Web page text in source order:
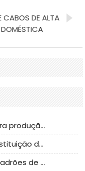
DE ALTA
Guia de avaliação e adaptação para produção em massa de componentes de cabos nacionais CNC Tech
Análise da solução nacional de substituição da linha de alta frequência I-PEX
CLIFF referente à atualização dos padrões de teste de conectores nacionais